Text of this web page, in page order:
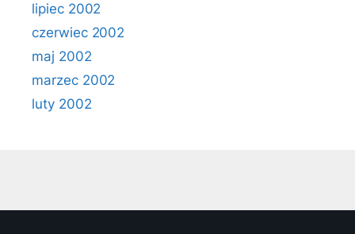
lipiec 2002
czerwiec 2002
maj 2002
marzec 2002
luty 2002